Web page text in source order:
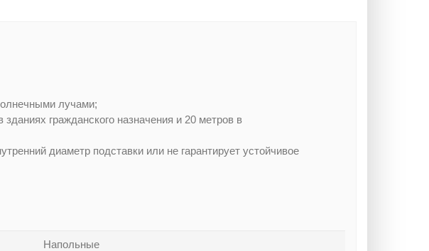
лучами;
гражданского назначения и 20 метров в
диаметр подставки или не гарантирует устойчивое
Напольные